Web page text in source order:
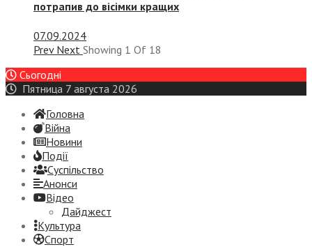
потрапив до вісімки кращих
07.09.2024
Prev Next Showing 1 Of 18
Сьогодні
Пятница 7 августа 2026
Головна
Війна
Новини
Події
Суспiльство
Анонси
Відео
Дайджест
Культура
Спорт